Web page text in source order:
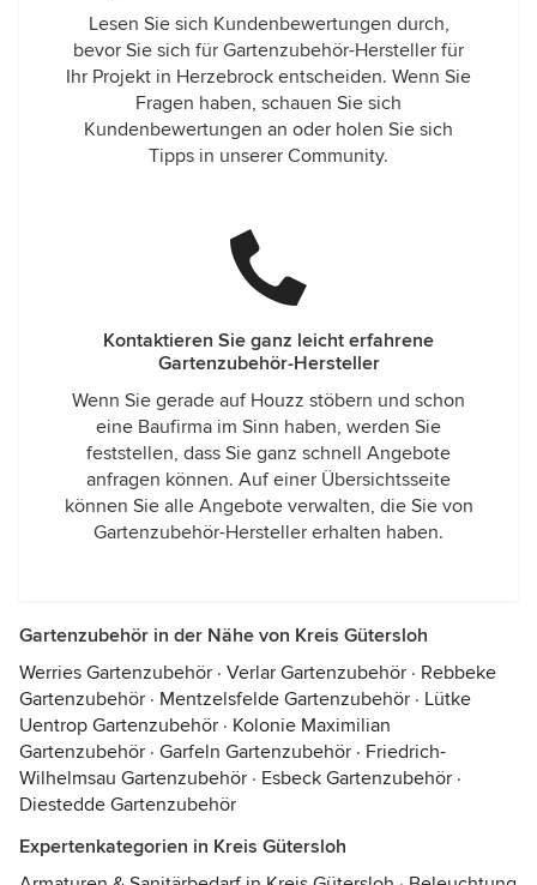
Lesen Sie sich Kundenbewertungen durch,
bevor Sie sich für Gartenzubehör-Hersteller für
Ihr Projekt in Herzebrock entscheiden. Wenn Sie
Fragen haben, schauen Sie sich
Kundenbewertungen an oder holen Sie sich
Tipps in unserer Community.
Kontaktieren Sie ganz leicht erfahrene
Gartenzubehör-Hersteller
Wenn Sie gerade auf Houzz stöbern und schon
eine Baufirma im Sinn haben, werden Sie
feststellen, dass Sie ganz schnell Angebote
anfragen können. Auf einer Übersichtsseite
können Sie alle Angebote verwalten, die Sie von
Gartenzubehör-Hersteller erhalten haben.
Gartenzubehör in der Nähe von Kreis Gütersloh
Werries Gartenzubehör · Verlar Gartenzubehör · Rebbeke
Gartenzubehör · Mentzelsfelde Gartenzubehör · Lütke
Uentrop Gartenzubehör · Kolonie Maximilian
Gartenzubehör · Garfeln Gartenzubehör · Friedrich-
Wilhelmsau Gartenzubehör · Esbeck Gartenzubehör ·
Diestedde Gartenzubehör
Expertenkategorien in Kreis Gütersloh